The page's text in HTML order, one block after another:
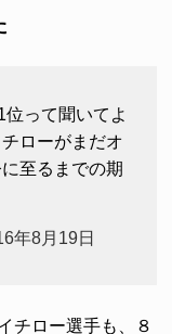
って聞いてよ
ローがまだオ
至るまでの期
年8月19日
チロー選手も、８